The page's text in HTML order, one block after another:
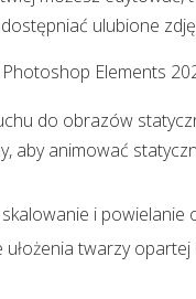
ulubione
Elements
do obrazów
aby animować
i powielanie
twarzy